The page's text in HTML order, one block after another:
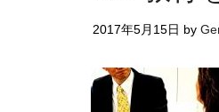
2017年5月15日 by